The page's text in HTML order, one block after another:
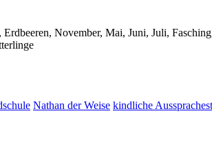
November, Mai, Juni, Juli,
Nathan der Weise kindliche